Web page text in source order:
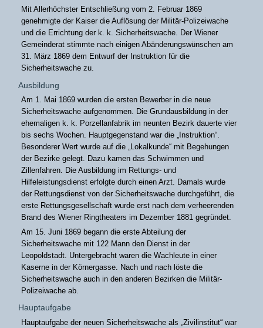
Mit Allerhöchster Entschließung vom 2. Februar 1869
genehmigte der Kaiser die Auflösung der Militär-Polizeiwache
und die Errichtung der k. k. Sicherheitswache. Der Wiener
Gemeinderat stimmte nach einigen Abänderungswünschen am
31. März 1869 dem Entwurf der Instruktion für die
Sicherheitswache zu.
Ausbildung
Am 1. Mai 1869 wurden die ersten Bewerber in die neue
Sicherheitswache aufgenommen. Die Grundausbildung in der
ehemaligen k. k. Porzellanfabrik im neunten Bezirk dauerte vier
bis sechs Wochen. Hauptgegenstand war die „Instruktion“.
Besonderer Wert wurde auf die „Lokalkunde“ mit Begehungen
der Bezirke gelegt. Dazu kamen das Schwimmen und
Zillenfahren. Die Ausbildung im Rettungs- und
Hilfeleistungsdienst erfolgte durch einen Arzt. Damals wurde
der Rettungsdienst von der Sicherheitswache durchgeführt, die
erste Rettungsgesellschaft wurde erst nach dem verheerenden
Brand des Wiener Ringtheaters im Dezember 1881 gegründet.
Am 15. Juni 1869 begann die erste Abteilung der
Sicherheitswache mit 122 Mann den Dienst in der
Leopoldstadt. Untergebracht waren die Wachleute in einer
Kaserne in der Körnergasse. Nach und nach löste die
Sicherheitswache auch in den anderen Bezirken die Militär-
Polizeiwache ab.
Hauptaufgabe
Hauptaufgabe der neuen Sicherheitswache als „Zivilinstitut“ war